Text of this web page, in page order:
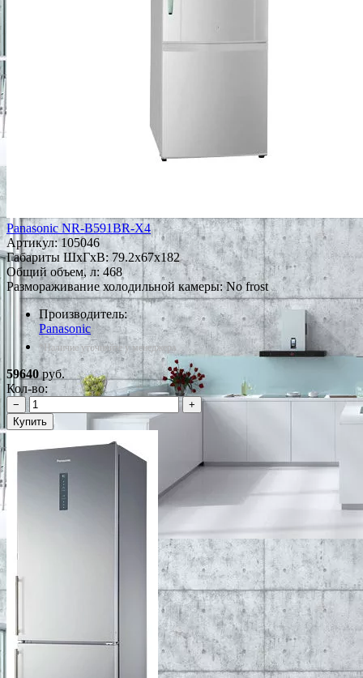
Panasonic NR-B591BR-X4
Артикул:105046
Габариты ШxГxВ: 79.2x67x182
Общий объем, л: 468
Размораживание холодильной камеры: No frost
Производитель:
Panasonic
*Наличие уточняйте у менеджера
59640руб.
Кол-во:
−
+
Купить